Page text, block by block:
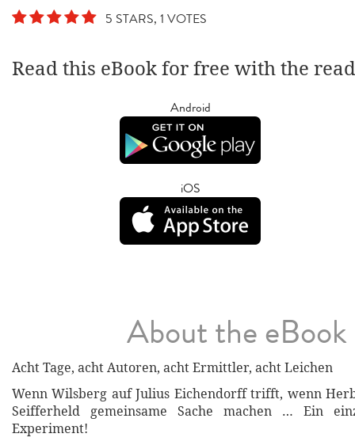
5 STARS, 1 VOTES
Read this eBook for free with the
Android
iOS
About the eBook
Acht Tage, acht Autoren, acht Ermittler, acht Leichen
Wenn Wilsberg auf Julius Eichendorff trifft, wenn
Seifferheld gemeinsame Sache machen … Ein
Experiment!